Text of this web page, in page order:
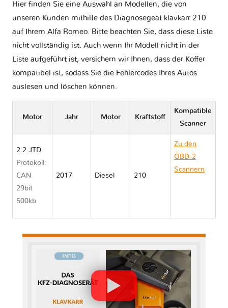
Hier finden Sie eine Auswahl an Modellen, die von
unseren Kunden mithilfe des Diagnosegeät klavkarr 210
auf Ihrem Alfa Romeo. Bitte beachten Sie, dass diese Liste
nicht vollständig ist. Auch wenn Ihr Modell nicht in der
Liste aufgeführt ist, versichern wir Ihnen, dass der Koffer
kompatibel ist, sodass Sie die Fehlercodes Ihres Autos
auslesen und löschen können.
Motor Jahr Motor Kraftstoff
Kompatible
Scanner
2.2 JTD
Protokoll:
CAN
29bit
500kb
2017 Diesel 210
Zu den
OBD-2
Scannern